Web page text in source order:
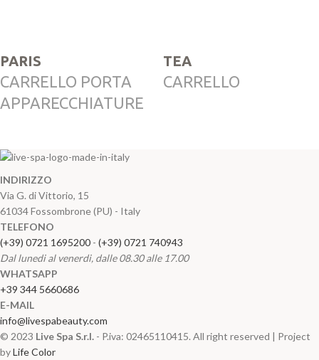
PARIS
CARRELLO PORTA
APPARECCHIATURE
TEA
CARRELLO
INDIRIZZO
Via G. di Vittorio, 15
61034 Fossombrone (PU) - Italy
TELEFONO
(+39) 0721 1695200 - (+39) 0721 740943
Dal lunedi al venerdi, dalle 08.30 alle 17.00
WHATSAPP
+39 344 5660686
E-MAIL
info@livespabeauty.com
© 2023 Live Spa S.r.l. - P.iva: 02465110415. All right reserved | Project
byLife Color